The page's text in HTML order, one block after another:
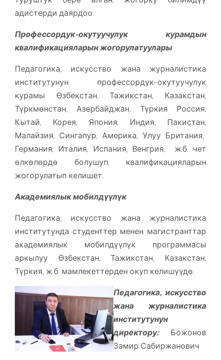
адистерди даярдоо.
Профессордук-окутуучулук курамдын
квалификацияларын жогорулатуулары
Педагогика, искусство жана журналистика
институтунун профессордук-окутуучулук
курамы Өзбекстан, Тажикстан, Казакстан,
Түркмөнстан, Азербайджан, Түркия Россия,
Кытай, Корея, Япония, Индия, Пакистан,
Малайзия, Сингапур, Америка, Улуу Британия,
Германия, Италия, Испания, Венгрия, ж.б. чет
өлкөлөрдө болушуп, квалификацияларын
жогорулатып келишет.
Академиялык мобилдүүлүк
Педагогика, искусство жана журналистика
институтунда студенттер менен магистранттар
академиялык мобилдүүлүк программасы
аркылуу Өзбекстан, Тажикстан, Казакстан,
Түркия, ж.б. мамлекеттерден окуп келишүүдө.
Педагогика, искусство
жана журналистика
институтунун
директору:Божонов
Замир Сабиржанович